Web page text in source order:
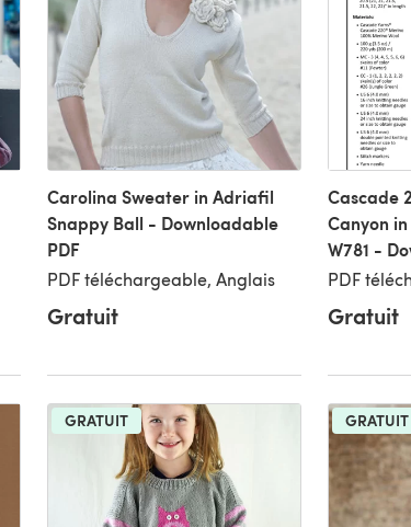
Carolina Sweater in Adriafil
Snappy Ball - Downloadable
PDF
PDF téléchargeable, Anglais
Gratuit
Cascade
Canyon
W781 -
PDF
Gratuit
GRATUIT GRATUIT